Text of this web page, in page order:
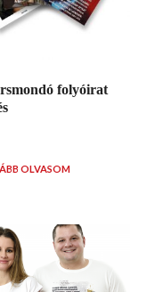
folyóirat
OLVASOM